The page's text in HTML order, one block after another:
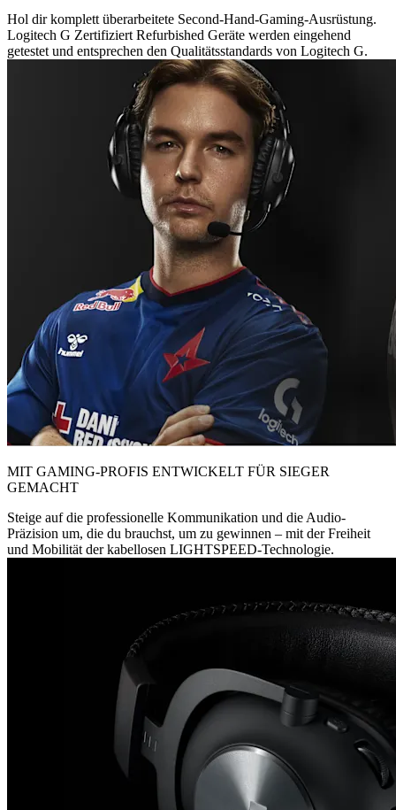
Hol dir komplett überarbeitete Second-Hand-Gaming-Ausrüstung.
Logitech G Zertifiziert Refurbished Geräte werden eingehend
getestet und entsprechen den Qualitätsstandards von Logitech G.
MIT GAMING-PROFIS ENTWICKELT FÜR SIEGER
GEMACHT
Steige auf die professionelle Kommunikation und die Audio-
Präzision um, die du brauchst, um zu gewinnen – mit der Freiheit
und Mobilität der kabellosen LIGHTSPEED-Technologie.